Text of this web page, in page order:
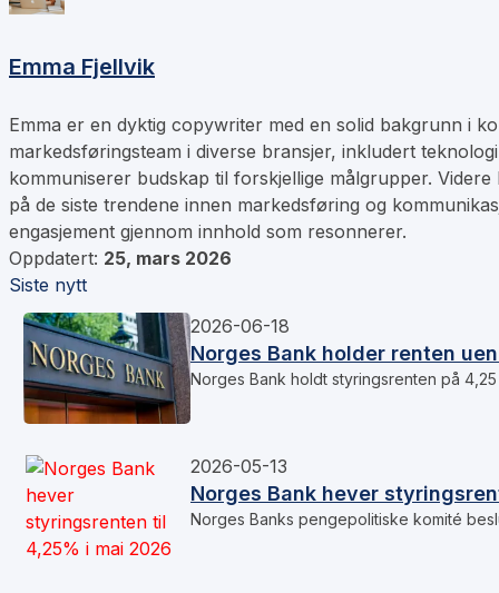
Emma Fjellvik
Emma er en dyktig copywriter med en solid bakgrunn i
markedsføringsteam i diverse bransjer, inkludert
kommuniserer budskap til forskjellige målgrupper.
på de siste trendene innen markedsføring og
engasjement gjennom innhold som resonnerer.
Oppdatert: 25, mars 2026
Siste nytt
2026-06-18
Norges Bank holder renten
Norges Bank holdt styringsrenten på
2026-05-13
Norges Bank hever
Norges Banks pengepolitiske komité